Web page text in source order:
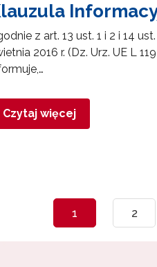
z art. 13 ust. 1 i 2 i 14
2016 r. (Dz. Urz. UE L
Czytaj więcej
1 2
się